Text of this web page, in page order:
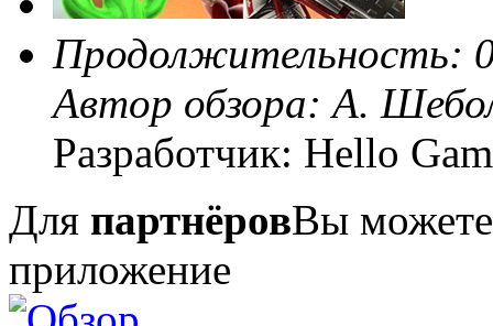
Продолжительность:
Автор обзора:А.
Разработчик: Hello
Для партнёровВы можете
приложение